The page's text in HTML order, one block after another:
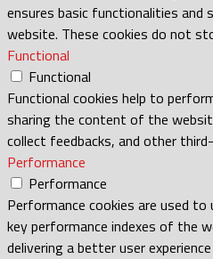
ensures basic functionalities
website. These cookies do not
Functional
Functional
Functional cookies help to
sharing the content of the
collect feedbacks, and other
Performance
Performance
Performance cookies are used
key performance indexes of the
delivering a better user